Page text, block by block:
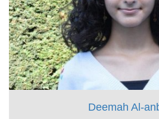
Deemah Al-